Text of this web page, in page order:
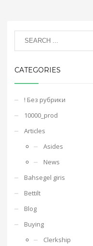
CATEGORIES
! Без рубрики
10000_prod
Articles
Asides
News
Bahsegel giris
Bettilt
Blog
Buying
Clerkship